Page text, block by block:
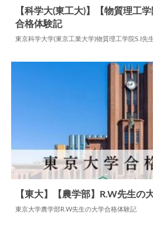
大学合格体験記
【科学大(東工大)】【物質理工
合格体験記
東京科学大学(東京工業大学)物質理工学院S.I先
【東大】【農学部】R.W先生の
東京大学農学部R.W先生の大学合格体験記